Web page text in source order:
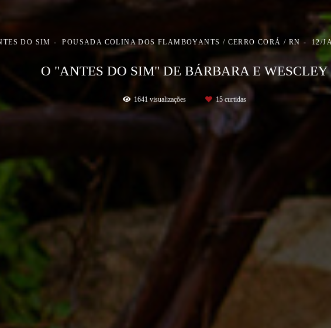
DO SIM POUSADA COLINA DOS FLAMBOYANTS / CERRO CORÁ / RN 12/
O "ANTES DO SIM" DE BÁRBARA E WESCLEY
1641 visualizações 15 curtidas